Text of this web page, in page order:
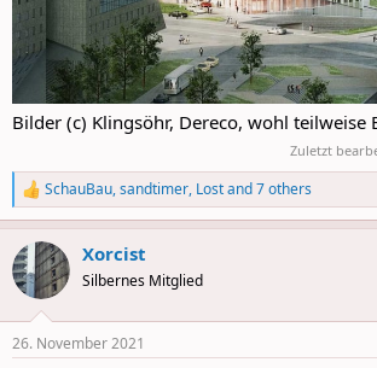
Bilder (c) Klingsöhr, Dereco, wohl teilweise
Zuletzt
R
e
a
c
t
i
s
SchauBau,sandtimer, Lostand 7 others
Xorcist
Silbernes Mitglied
26. November 2021